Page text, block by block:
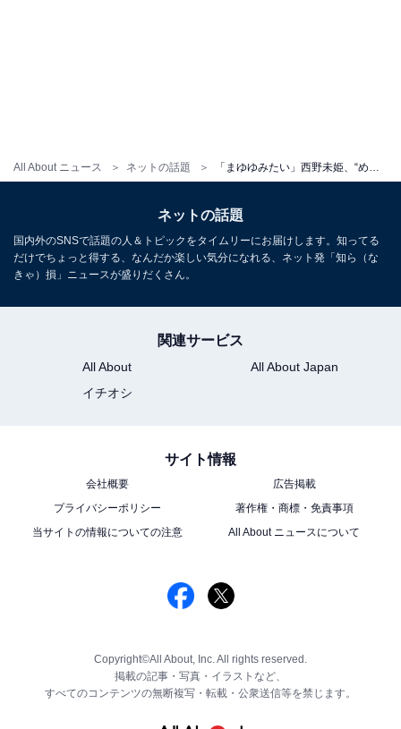
All About ニュース ネットの話題
ネットの話題
国内外のSNSで話題の人＆トピックをタイムリーにお届けします。知ってる
だけでちょっと得する、なんだか楽しい気分になれる、ネット発「知ら（な
きゃ）損」ニュースが盛りだくさん。
関連サービス
All About
All About Japan
イチオシ
サイト情報
会社概要
広告掲載
プライバシーポリシー
著作権・商標・免責事項
当サイトの情報についての注意
All About ニュースについて
Copyright©All About, Inc. All rights reserved.
掲載の記事・写真・イラストなど、
すべてのコンテンツの無断複写・転載・公衆送信等を禁じます。